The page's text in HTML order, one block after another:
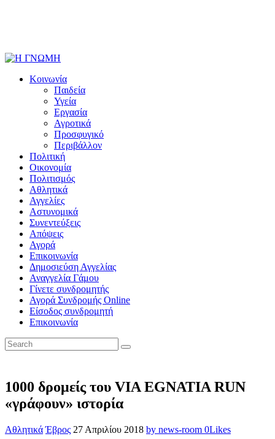
Κοινωνία
Παιδεία
Υγεία
Εργασία
Αγροτικά
Προσφυγικό
Περιβάλλον
Πολιτική
Οικονομία
Πολιτισμός
Αθλητικά
Αγγελίες
Αστυνομικά
Συνεντεύξεις
Απόψεις
Αγορά
Επικοινωνία
Δημοσιεύση Αγγελίας
Αναγγελία Γάμου
Γίνετε συνδρομητής
Αγορά Συνδρομής Online
Είσοδος συνδρομητή
Επικοινωνία
1000 δρομείς του VIA EGNATIA RUN
«γράφουν» ιστορία
Αθλητικά Έβρος 27 Απριλίου 2018 by news-room 0Likes